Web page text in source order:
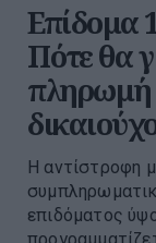
Επίδομα
Πότε θα
πληρωμή
Η αντίστροφη
επιδόματος